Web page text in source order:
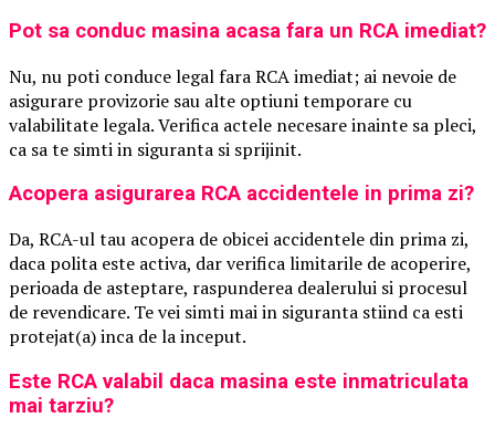
Pot sa conduc masina acasa fara un RCA imediat?
Nu, nu poti conduce legal fara RCA imediat; ai nevoie de
asigurare provizorie sau alte optiuni temporare cu
valabilitate legala. Verifica actele necesare inainte sa pleci,
ca sa te simti in siguranta si sprijinit.
Acopera asigurarea RCA accidentele in prima zi?
Da, RCA-ul tau acopera de obicei accidentele din prima zi,
daca polita este activa, dar verifica limitarile de acoperire,
perioada de asteptare, raspunderea dealerului si procesul
de revendicare. Te vei simti mai in siguranta stiind ca esti
protejat(a) inca de la inceput.
Este RCA valabil daca masina este inmatriculata
mai tarziu?